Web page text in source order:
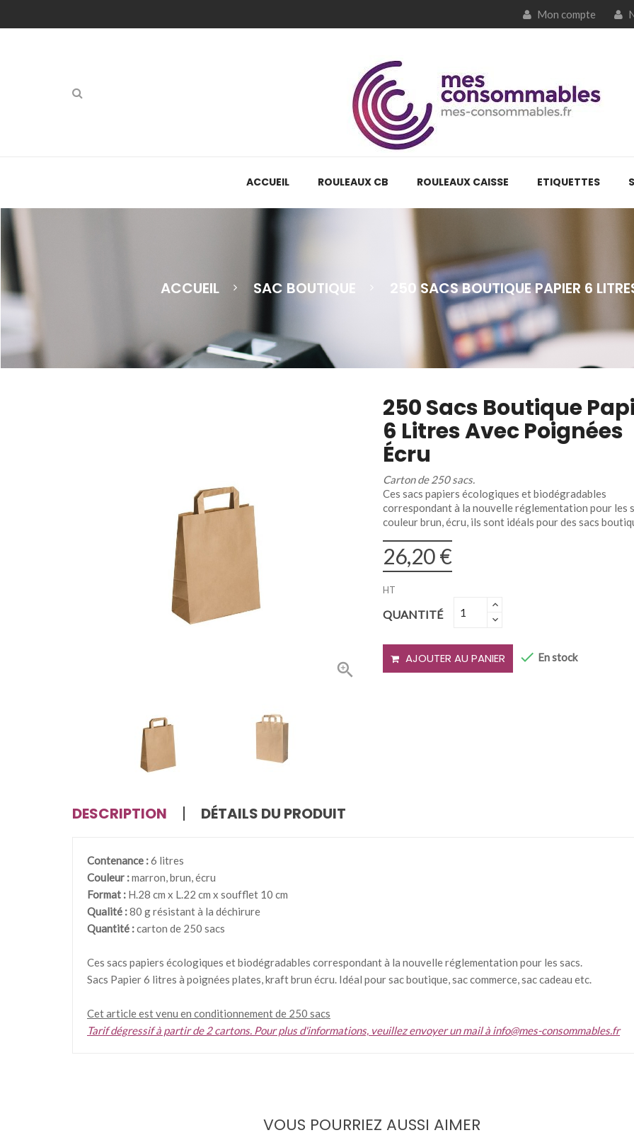
Mon compte
ACCUEIL ROULEAUX CB ROULEAUX CAISSE ETIQUETTES
ACCUEIL SAC BOUTIQUE 250 SACS BOUTIQUE PAPIER 6

250 Sacs Boutique
6 Litres Avec Poignées
Écru
Carton de 250 sacs.
Ces sacs papiers écologiques et biodégradables
correspondant à la nouvelle réglementation pour les
couleur brun, écru, ils sont idéals pour des sacs
26,20 €
HT
QUANTITÉ
AJOUTER AU PANIER  En stock
DESCRIPTION DÉTAILS DU PRODUIT
Contenance :6 litres
Couleur :marron, brun, écru
Format : H.28 cm x L.22 cm x soufflet 10 cm
Qualité :80 g résistant à la déchirure
Quantité :carton de 250 sacs
Ces sacs papiers écologiques et biodégradables correspondant à la nouvelle réglementation pour les sacs.
Sacs Papier 6 litres à poignées plates, kraft brun écru. Idéal pour sac boutique, sac commerce, sac cadeau etc.
Cet article est venu en conditionnement de 250 sacs
Tarif dégressif à partir de 2 cartons. Pour plus d'informations, veuillez envoyer un mail à info@mes-consommables.fr
VOUS POURRIEZ AUSSI AIMER